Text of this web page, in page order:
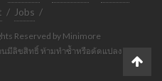
/ Jobs /
Reserved by Minimore
นมีลิขสิทธิ์ ห้ามทำซ้ำหรือดัดแปลง